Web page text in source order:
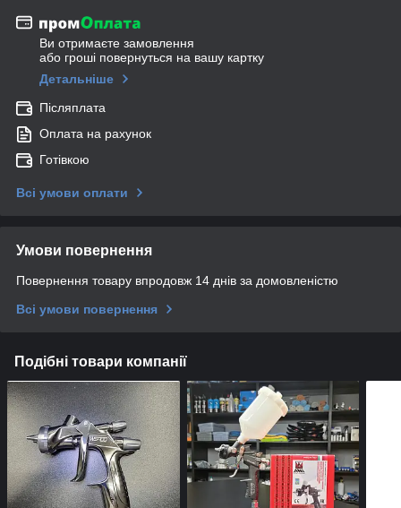
Ви отримаєте замовлення
або гроші повернуться на вашу картку
Детальніше
Післяплата
Оплата на рахунок
Готівкою
Всі умови оплати
Умови повернення
Повернення товару впродовж 14 днів за домовленістю
Всі умови повернення
Подібні товари компанії